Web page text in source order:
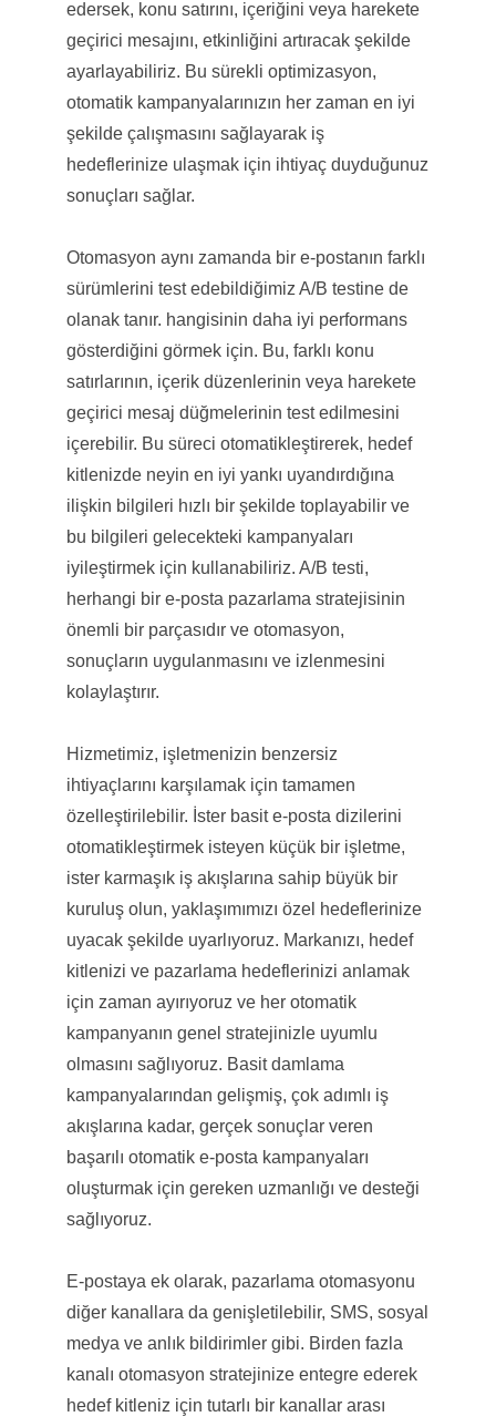
edersek, konu satırını, içeriğini veya harekete
geçirici mesajını, etkinliğini artıracak şekilde
ayarlayabiliriz. Bu sürekli optimizasyon,
otomatik kampanyalarınızın her zaman en iyi
şekilde çalışmasını sağlayarak iş
hedeflerinize ulaşmak için ihtiyaç duyduğunuz
sonuçları sağlar.
Otomasyon aynı zamanda bir e-postanın farklı
sürümlerini test edebildiğimiz A/B testine de
olanak tanır. hangisinin daha iyi performans
gösterdiğini görmek için. Bu, farklı konu
satırlarının, içerik düzenlerinin veya harekete
geçirici mesaj düğmelerinin test edilmesini
içerebilir. Bu süreci otomatikleştirerek, hedef
kitlenizde neyin en iyi yankı uyandırdığına
ilişkin bilgileri hızlı bir şekilde toplayabilir ve
bu bilgileri gelecekteki kampanyaları
iyileştirmek için kullanabiliriz. A/B testi,
herhangi bir e-posta pazarlama stratejisinin
önemli bir parçasıdır ve otomasyon,
sonuçların uygulanmasını ve izlenmesini
kolaylaştırır.
Hizmetimiz, işletmenizin benzersiz
ihtiyaçlarını karşılamak için tamamen
özelleştirilebilir. İster basit e-posta dizilerini
otomatikleştirmek isteyen küçük bir işletme,
ister karmaşık iş akışlarına sahip büyük bir
kuruluş olun, yaklaşımımızı özel hedeflerinize
uyacak şekilde uyarlıyoruz. Markanızı, hedef
kitlenizi ve pazarlama hedeflerinizi anlamak
için zaman ayırıyoruz ve her otomatik
kampanyanın genel stratejinizle uyumlu
olmasını sağlıyoruz. Basit damlama
kampanyalarından gelişmiş, çok adımlı iş
akışlarına kadar, gerçek sonuçlar veren
başarılı otomatik e-posta kampanyaları
oluşturmak için gereken uzmanlığı ve desteği
sağlıyoruz.
E-postaya ek olarak, pazarlama otomasyonu
diğer kanallara da genişletilebilir, SMS, sosyal
medya ve anlık bildirimler gibi. Birden fazla
kanalı otomasyon stratejinize entegre ederek
hedef kitleniz için tutarlı bir kanallar arası